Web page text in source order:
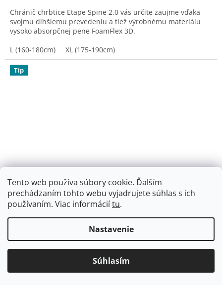
Tento web používa súbory cookie. Ďalším
prechádzaním tohto webu vyjadrujete súhlas s ich
používaním. Viac informáciítu.
Nastavenie
Súhlasím
Chránič chrbtice Etape Spine 2.0 vás určite zaujme vďaka
svojmu dlhšiemu prevedeniu a tiež výrobnému materiálu
vysoko absorpčnej pene FoamFlex 3D.
L (160-180cm)
XL (175-190cm)
Tip
€115,35
Chránič chrbtice Dainese AUXAGON VEST acid-green